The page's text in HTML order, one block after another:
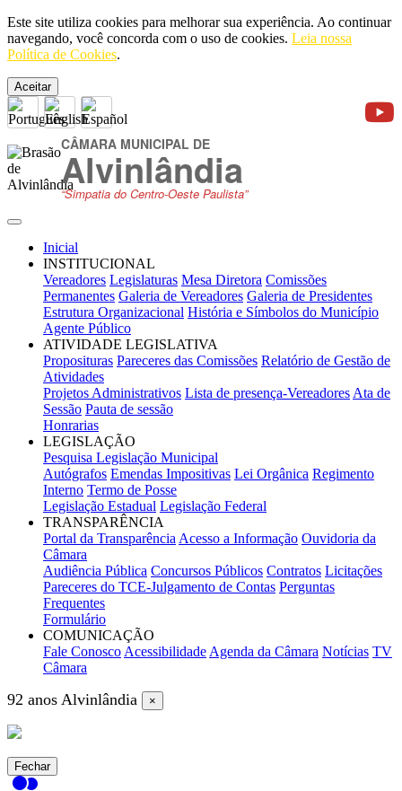
Este site utiliza cookies para melhorar sua experiência. Ao continuar
navegando, você concorda com o uso de cookies. Leia nossa
Política de Cookies.
Aceitar
CÂMARA MUNICIPAL DE
Alvinlândia
“Simpatia do Centro-Oeste Paulista”
Inicial
INSTITUCIONAL
Vereadores Legislaturas Mesa Diretora Comissões
Permanentes Galeria de Vereadores Galeria de Presidentes
Estrutura Organizacional História e Símbolos do Município
Agente Público
ATIVIDADE LEGISLATIVA
Proposituras Pareceres das Comissões Relatório de Gestão de
Atividades
Projetos Administrativos Lista de presença-Vereadores Ata de
Sessão Pauta de sessão
Honrarias
LEGISLAÇÃO
Pesquisa Legislação Municipal
Autógrafos Emendas Impositivas Lei Orgânica Regimento
Interno Termo de Posse
Legislação Estadual Legislação Federal
TRANSPARÊNCIA
Portal da Transparência Acesso a Informação Ouvidoria da
Câmara
Audiência Pública Concursos Públicos Contratos Licitações
Pareceres do TCE-Julgamento de Contas Perguntas
Frequentes
Formulário
COMUNICAÇÃO
Fale Conosco Acessibilidade Agenda da Câmara Notícias TV
Câmara
92 anos Alvinlândia ×
Fechar